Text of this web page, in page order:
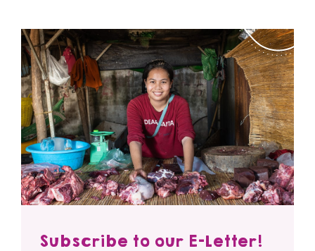
Subscribe to our E-Letter!